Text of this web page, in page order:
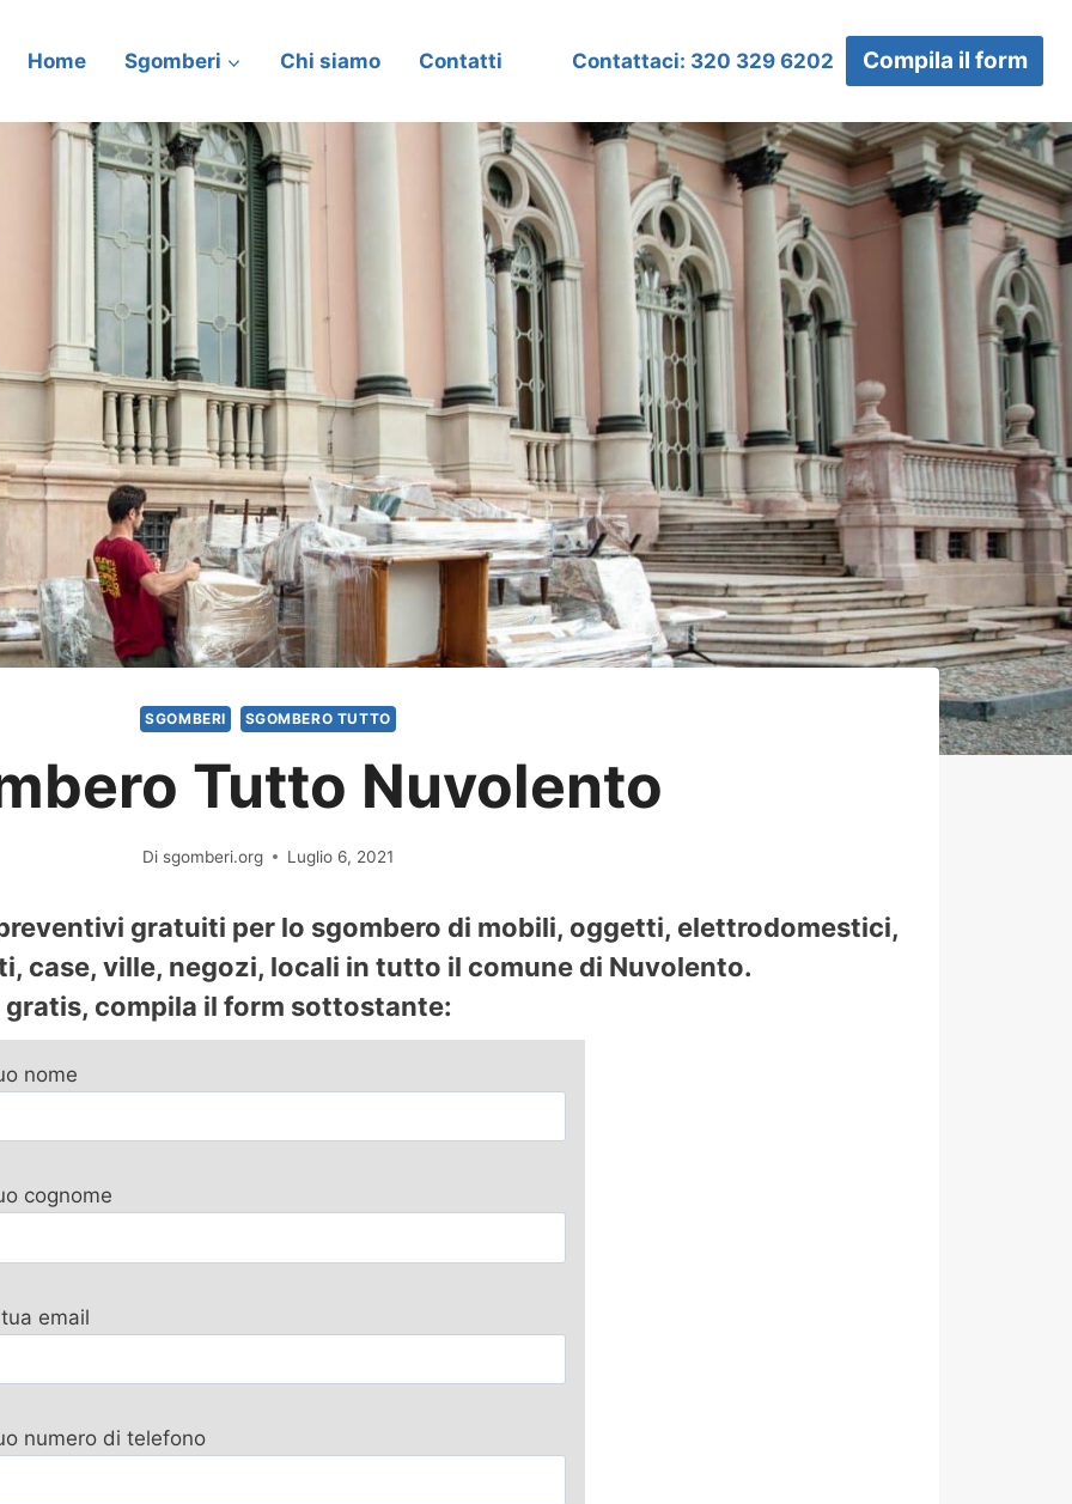
Home Sgomberi Chi siamo Contatti Contattaci: 320 329 6202 Compila il form
SGOMBERI SGOMBERO TUTTO
Tutto Nuvolento
Di sgomberi.org Luglio 6, 2021
gratuiti per lo sgombero di mobili, oggetti, elettrodomestici,
case, ville, negozi, locali in tutto il comune di Nuvolento.
compila il form sottostante:
nome
cognome
email
numero di telefono